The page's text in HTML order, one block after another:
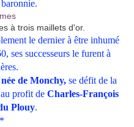
à trois maillets d'or.
le dernier à être inhumé
ses successeurs le furent à
de Monchy, se défit de la
profit deCharles-François
Plouy.